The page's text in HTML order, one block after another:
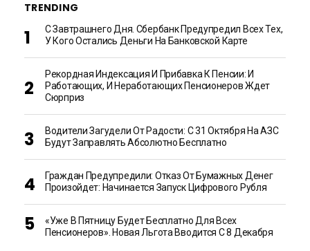
TRENDING
С Завтрашнего Дня. Сбербанк Предупредил Всех Тех,
У Кого Остались Деньги На Банковской Карте
Рекордная Индексация И Прибавка К Пенсии: И
Работающих, И Неработающих Пенсионеров Ждет
Сюрприз
Водители Загудели От Радости: С 31 Октября На АЗС
Будут Заправлять Абсолютно Бесплатно
Граждан Предупредили: Отказ От Бумажных Денег
Произойдет: Начинается Запуск Цифрового Рубля
«Уже В Пятницу Будет Бесплатно Для Всех
Пенсионеров». Новая Льгота Вводится С 8 Декабря